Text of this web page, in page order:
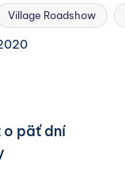
Village Roadshow
o päť dní